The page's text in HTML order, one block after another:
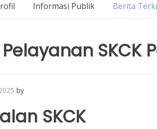
Informasi Publik Berita
SKCK
by
SKCK